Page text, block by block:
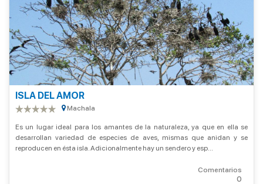
ISLA DEL AMOR
Machala
Es un lugar ideal para los amantes de la naturaleza, ya que en ella se
desarrollan variedad de especies de aves, mismas que anidan y se
reproducen en ésta isla. Adicionalmente hay un sendero y esp...
Comentarios
0